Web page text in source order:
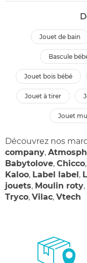
jouet de bain
bascule
jouet bois bébé
jouet à tirer
jouet
Découvrez nos
company,
Babytolove, Chicco,
Kaloo, Label label,
jouets, Moulin roty,
Tryco, Vilac, Vtech